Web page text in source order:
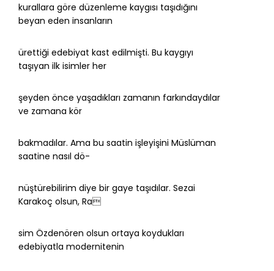
kurallara göre düzenleme kaygısı taşıdığını
beyan eden insanların
ürettiği edebiyat kast edilmişti. Bu kaygıyı
taşıyan ilk isimler her
şeyden önce yaşadıkları zamanın farkındaydılar
ve zamana kör
bakmadılar. Ama bu saatin işleyişini Müslüman
saatine nasıl dö-
nüştürebilirim diye bir gaye taşıdılar. Sezai
Karakoç olsun, Ra
sim Özdenören olsun ortaya koydukları
edebiyatla modernitenin